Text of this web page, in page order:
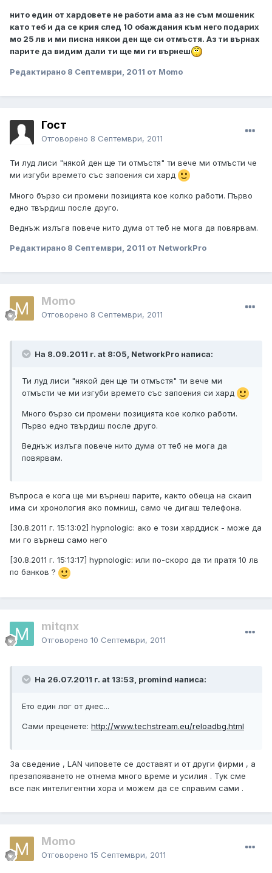
нито един от хардовете не работи ама аз не съм мошеник
като теб и да се крия след 10 обаждания към него подарих
мо 25 лв и ми писна някои ден ще си отмъстя. Аз ти върнах
парите да видим дали ти ще ми ги върнеш
Редактирано 8 Септември, 2011 от Momo
Гост
Отговорено 8 Септември, 2011
Ти луд лиси "някой ден ще ти отмъстя" ти вече ми отмъсти че
ми изгуби времето със запоения си хард
Много бързо си промени позицията кое колко работи. Първо
едно твърдиш после друго.
Веднъж излъга повече нито дума от теб не мога да повярвам.
Редактирано 8 Септември, 2011 от NetworkPro
Momo
Отговорено 8 Септември, 2011
На 8.09.2011 г. at 8:05, NetworkPro написа:
Ти луд лиси "някой ден ще ти отмъстя" ти вече ми
отмъсти че ми изгуби времето със запоения си хард
Много бързо си промени позицията кое колко работи.
Първо едно твърдиш после друго.
Веднъж излъга повече нито дума от теб не мога да
повярвам.
Въпроса е кога ще ми върнеш парите, както обеща на скаип
има си хронология ако помниш, само че дигаш телефона.
[30.8.2011 г. 15:13:02] hypnologic: ако е този харддиск - може да
ми го върнеш само него
[30.8.2011 г. 15:13:17] hypnologic: или по-скоро да ти пратя 10 лв
по банков ?
mitqnx
Отговорено 10 Септември, 2011
На 26.07.2011 г. at 13:53, promind написа:
Ето един лог от днес...
Сами преценете: http://www.techstream.eu/reloadbg.html
За сведение , LAN чиповете се доставят и от други фирми , а
презапояването не отнема много време и усилия . Тук сме
все пак интелигентни хора и можем да се справим сами .
Momo
Отговорено 15 Септември, 2011